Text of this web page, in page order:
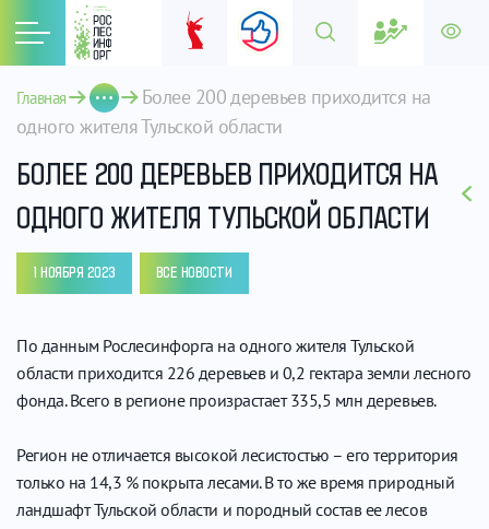
Главная
Более 200 деревьев приходится на
одного жителя Тульской области
БОЛЕЕ 200 ДЕРЕВЬЕВ ПРИХОДИТСЯ НА
ОДНОГО ЖИТЕЛЯ ТУЛЬСКОЙ ОБЛАСТИ
1 НОЯБРЯ 2023 ВСЕ НОВОСТИ
По данным Рослесинфорга на одного жителя Тульской
области приходится 226 деревьев и 0,2 гектара земли лесного
фонда. Всего в регионе произрастает 335,5 млн деревьев.
Регион не отличается высокой лесистостью – его территория
только на 14,3 % покрыта лесами. В то же время природный
ландшафт Тульской области и породный состав ее лесов